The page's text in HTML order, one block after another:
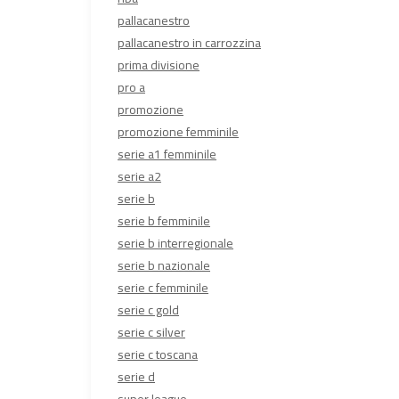
pallacanestro
pallacanestro in carrozzina
prima divisione
pro a
promozione
promozione femminile
serie a1 femminile
serie a2
serie b
serie b femminile
serie b interregionale
serie b nazionale
serie c femminile
serie c gold
serie c silver
serie c toscana
serie d